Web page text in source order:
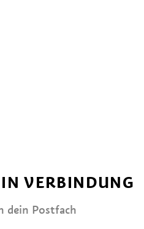
VERBINDUNG
dein Postfach